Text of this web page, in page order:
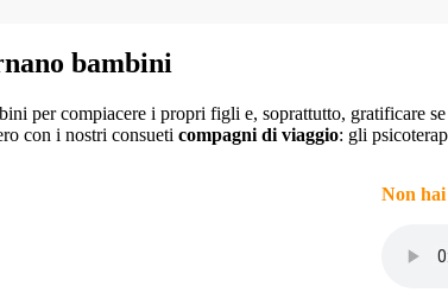
bambini
per compiacere i propri figli e, soprattutto, gratificare
con i nostri consueti compagni di viaggio: gli
Non hai